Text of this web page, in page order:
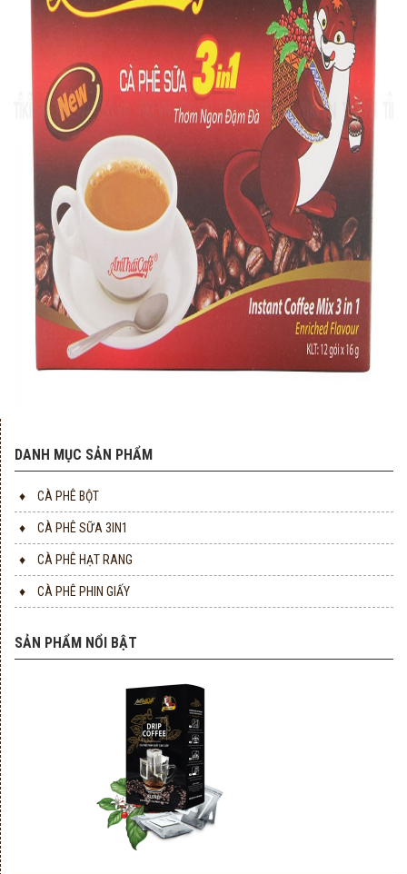
DANH MỤC SẢN PHẨM
♦ CÀ PHÊ BỘT
♦ CÀ PHÊ SỮA 3IN1
♦ CÀ PHÊ HẠT RANG
♦ CÀ PHÊ PHIN GIẤY
SẢN PHẨM NỔI BẬT